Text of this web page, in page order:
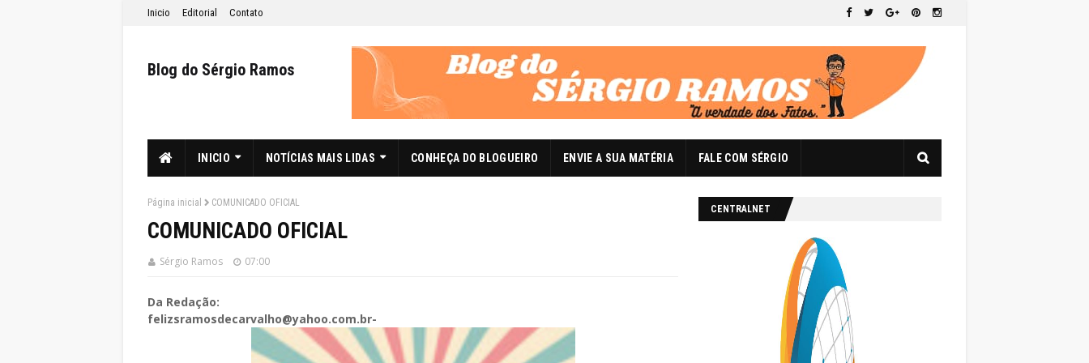
Inicio Editorial Contato
Blog do Sérgio Ramos
INICIO NOTÍCIAS MAIS LIDAS CONHEÇA DO BLOGUEIRO ENVIE A SUA MATÉRIA FALE COM SÉRGIO
Página inicial COMUNICADO OFICIAL
COMUNICADO OFICIAL
Sérgio Ramos 07:00
Da Redação:
felizsramosdecarvalho@yahoo.com.br-
CENTRALNET